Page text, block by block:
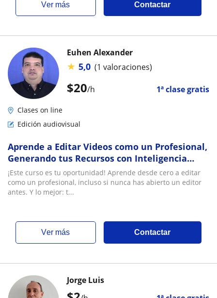
ver más Contactar
$20/h 1ª clase gratis
Euhen Alexander
★ 5,0 (1 valoraciones)
Clases on line
Edición audiovisual
Aprende a Editar Videos como un Profesional,
Generando tus Recursos con Inteligencia
Artificial - Curso Online Básico – 30 horas)
¡Este curso es tu oportunidad! Aprende desde cero a editar
como un profesional, incluso si nunca has abierto un editor
antes. Y lo mejor: t...
ver más Contactar
Jorge Luis